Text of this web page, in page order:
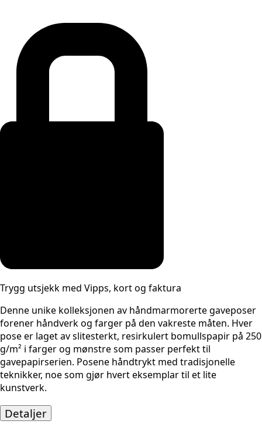
Trygg utsjekk med Vipps, kort og faktura
Denne unike kolleksjonen av håndmarmorerte gaveposer
forener håndverk og farger på den vakreste måten. Hver
pose er laget av slitesterkt, resirkulert bomullspapir på 250
g/m² i farger og mønstre som passer perfekt til
gavepapirserien. Posene håndtrykt med tradisjonelle
teknikker, noe som gjør hvert eksemplar til et lite
kunstverk.
Detaljer